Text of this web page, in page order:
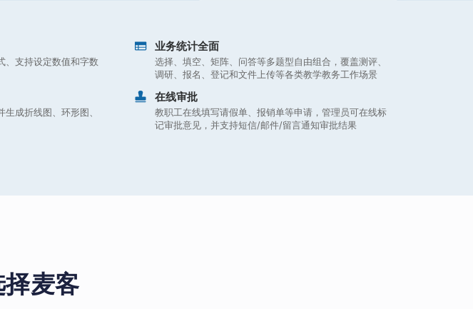
、支持设定数值和字数
业务统计全面
选择、填空、矩阵、问答等多题型自由组合，覆盖测评、
调研、报名、登记和文件上传等各类教学教务工作场景
成折线图、环形图、
在线审批
教职工在线填写请假单、报销单等申请，管理员可在线标
记审批意见，并支持短信/邮件/留言通知审批结果
麦客